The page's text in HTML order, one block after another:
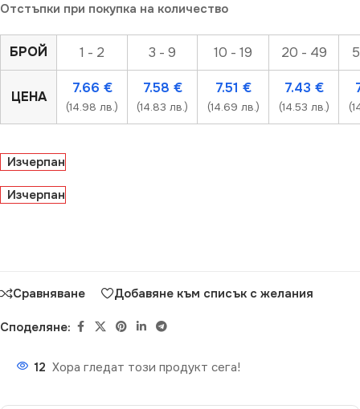
Отстъпки при покупка на количество
БРОЙ 1 - 2 3 - 9 10 - 19 20 - 49
ЦЕНА
7.66 €
(14.98 лв.)
7.58 €
(14.83 лв.)
7.51 €
(14.69 лв.)
7.43 €
(14.53 лв.)
Изчерпан
Изчерпан
Сравняване Добавяне към списък с желания
Споделяне:
12 Хора гледат този продукт сега!